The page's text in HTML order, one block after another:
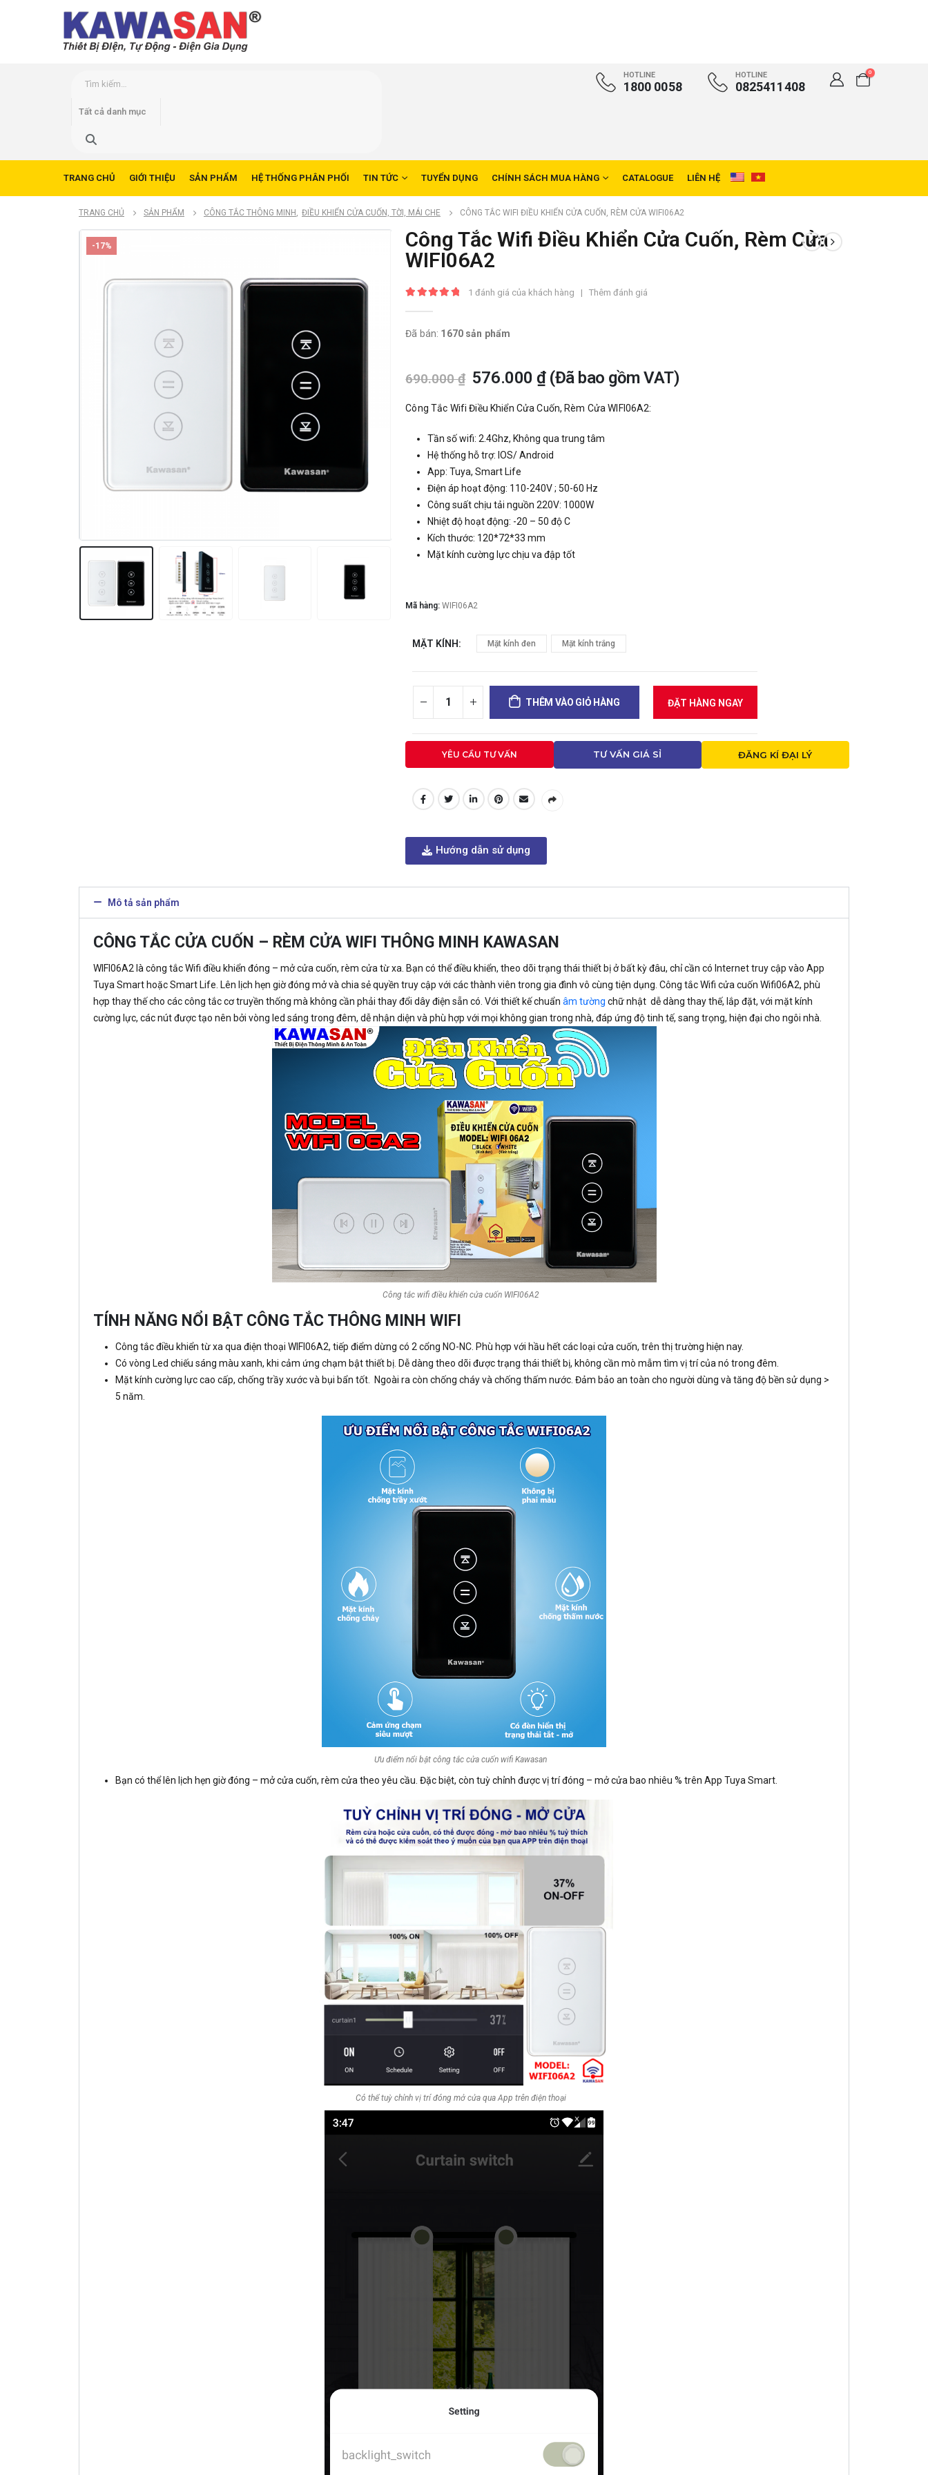
HOTLINE
1800 0058
HOTLINE
0825411408
0
TRANG CHỦ GIỚI THIỆU SẢN PHẨM HỆ THỐNG PHÂN PHỐI TIN TỨC TUYỂN DỤNG CHÍNH SÁCH MUA HÀNG CATALOGUE LIÊN HỆ
TRANG CHỦ SẢN PHẨM CÔNG TẮC THÔNG MINH , ĐIỀU KHIỂN CỬA CUỐN, TỜI, MÁI CHE CÔNG TẮC WIFI ĐIỀU KHIỂN CỬA CUỐN, RÈM CỬA WIFI06A2
-17%
Công Tắc Wifi Điều Khiển Cửa Cuốn, Rèm Cửa
WIFI06A2
1 đánh giá của khách hàng | Thêm đánh giá
Đã bán: 1670 sản phẩm
690.000₫ 576.000₫(Đã bao gồm VAT)
Công Tắc Wifi Điều Khiển Cửa Cuốn, Rèm Cửa WIFI06A2:
Tần số wifi: 2.4Ghz, Không qua trung tâm
Hệ thống hỗ trợ: IOS/ Android
App: Tuya, Smart Life
Điện áp hoạt động: 110-240V ; 50-60 Hz
Công suất chịu tải nguồn 220V: 1000W
Nhiệt độ hoạt động: -20 – 50 độ C
Kích thước: 120*72*33 mm
Mặt kính cường lực chịu va đập tốt
Mã hàng:WIFI06A2
MẶT KÍNH Mặt kính đen Mặt kính trắng
THÊM VÀO GIỎ HÀNG ĐẶT HÀNG NGAY
YÊU CẦU TƯ VẤN TƯ VẤN GIÁ SỈ ĐĂNG KÍ ĐẠI LÝ
Hướng dẫn sử dụng
Mô tả sản phẩm
CÔNG TẮC CỬA CUỐN – RÈM CỬA WIFI THÔNG MINH KAWASAN
WIFI06A2 là công tắc Wifi điều khiển đóng – mở cửa cuốn, rèm cửa từ xa. Bạn có thể điều khiển, theo dõi trạng thái thiết bị ở bất kỳ đâu, chỉ cần có Internet truy cập vào App
Tuya Smart hoặc Smart Life. Lên lịch hẹn giờ đóng mở và chia sẻ quyền truy cập với các thành viên trong gia đình vô cùng tiện dụng. Công tắc Wifi cửa cuốn Wifi06A2, phù
hợp thay thế cho các công tắc cơ truyền thống mà không cần phải thay đổi dây điện sẵn có. Với thiết kế chuẩn âm tường chữ nhật dễ dàng thay thế, lắp đặt, với mặt kính
cường lực, các nút được tạo nên bởi vòng led sáng trong đêm, dễ nhận diện và phù hợp với mọi không gian trong nhà, đáp ứng độ tinh tế, sang trọng, hiện đại cho ngôi nhà.
Công tắc wifi điều khiển cửa cuốn WIFI06A2
TÍNH NĂNG NỔI BẬT CÔNG TẮC THÔNG MINH WIFI
Công tắc điều khiển từ xa qua điện thoại WIFI06A2, tiếp điểm dừng có 2 cổng NO-NC. Phù hợp với hầu hết các loại cửa cuốn, trên thị trường hiện nay.
Có vòng Led chiếu sáng màu xanh, khi cảm ứng chạm bật thiết bị. Dễ dàng theo dõi được trạng thái thiết bị, không cần mò mẫm tìm vị trí của nó trong đêm.
Mặt kính cường lực cao cấp, chống trầy xước và bụi bẩn tốt. Ngoài ra còn chống cháy và chống thấm nước. Đảm bảo an toàn cho người dùng và tăng độ bền sử dụng >
5 năm.
Ưu điểm nổi bật công tắc cửa cuốn wifi Kawasan
Bạn có thể lên lịch hẹn giờ đóng – mở cửa cuốn, rèm cửa theo yêu cầu. Đặc biệt, còn tuỳ chỉnh được vị trí đóng – mở cửa bao nhiêu % trên App Tuya Smart.
Có thể tuỳ chỉnh vị trí đóng mở cửa qua App trên điện thoại